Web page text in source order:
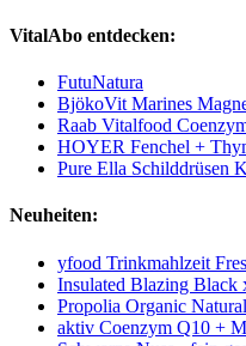
VitalAbo entdecken:
FutuNatura
BjökoVit Marines
Raab Vitalfood
HOYER Fenchel +
Pure Ella Schilddrüsen
Neuheiten:
yfood Trinkmahlzeit
Insulated Blazing Black
Propolia Organic
aktiv Coenzym Q10 +